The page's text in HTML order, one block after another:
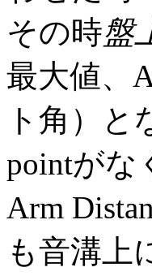
その時盤
最大値、
ト角）
pointがな
Arm
も音溝上